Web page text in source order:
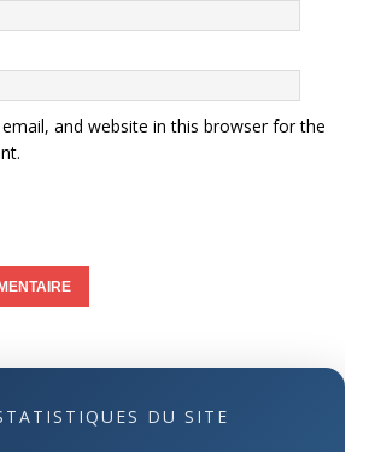
and website in this browser for the
DU SITE